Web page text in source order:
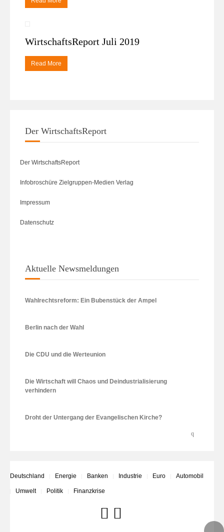
WirtschaftsReport Juli 2019
Read More
Der WirtschaftsReport
Der WirtschaftsReport
Infobroschüre Zielgruppen-Medien Verlag
Impressum
Datenschutz
Aktuelle Newsmeldungen
Wahlrechtsreform: Ein Bubenstück der Ampel
Berlin nach der Wahl
Die CDU und die Werteunion
Die Wirtschaft will Chaos und Deindustrialisierung
verhindern
Droht der Untergang der Evangelischen Kirche?
Deutschland Energie Banken Industrie Euro Automobil
Umwelt Politik Finanzkrise